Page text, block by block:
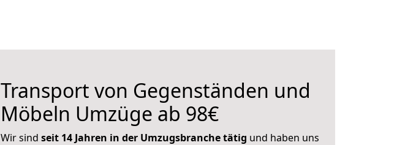
Transport von Gegenständen und
Möbeln Umzüge ab 98€
Wir sind seit 14 Jahren in der Umzugsbranche tätig und haben uns